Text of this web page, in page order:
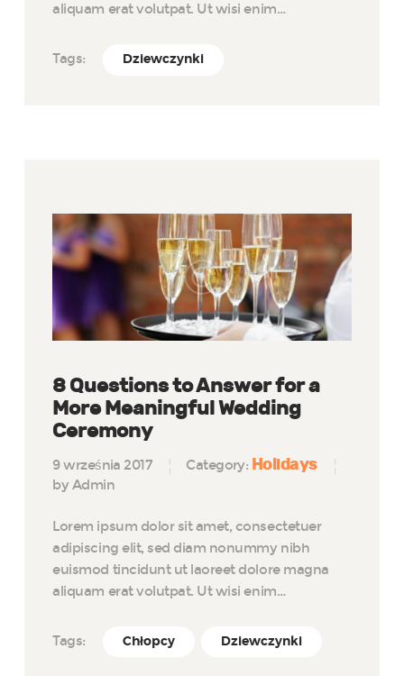
aliquam erat volutpat. Ut wisi enim…
Tags: Dziewczynki
8 Questions to Answer for a
More Meaningful Wedding
Ceremony
9 września 2017 Category: Holidays
by Admin
Lorem ipsum dolor sit amet, consectetuer
adipiscing elit, sed diam nonummy nibh
euismod tincidunt ut laoreet dolore magna
aliquam erat volutpat. Ut wisi enim…
Tags: Chłopcy Dziewczynki